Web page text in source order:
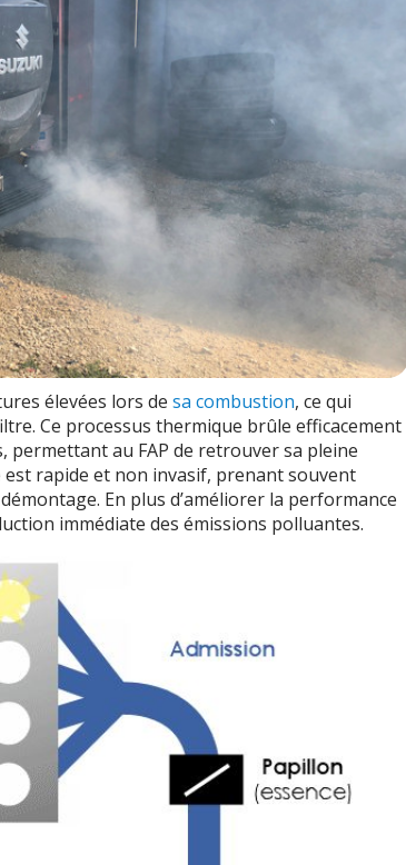
élevées lors de sa combustion, ce qui
Ce processus thermique brûle efficacement
permettant au FAP de retrouver sa pleine
rapide et non invasif, prenant souvent
En plus d’améliorer la performance
immédiate des émissions polluantes.